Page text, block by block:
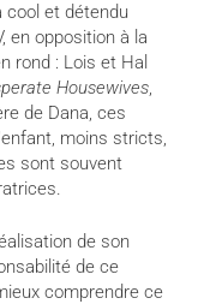
cool et détendu
en opposition à la
rond : Lois et Hal
Housewives,
de Dana, ces
moins stricts,
sont souvent
de son
de ce
comprendre ce